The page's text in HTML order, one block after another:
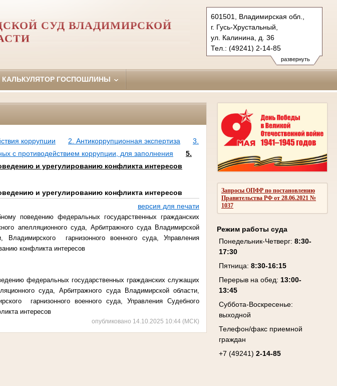
развернуть
601501, Владимирская обл.,
г. Гусь-Хрустальный,
ул. Калинина, д. 36
Тел.: (49241) 2-14-85
gus-hrustalsky.wld@sudrf.ru
СУД ВЛАДИМИРСКОЙ
КАЛЬКУЛЯТОР ГОСПОШЛИНЫ
Запросы ОПФР по постановлению
Правительства РФ от 28.06.2021 №
1037
Режим работы суда
Понедельник-Четверг: 8:30-
17:30
Пятница: 8:30-16:15
Перерыв на обед: 13:00-
13:45
Суббота-Воскресенье:
выходной
Телефон/факс приемной
граждан
+7 (49241) 2-14-85
коррупции 2. Антикоррупционная экспертиза
3.
с противодействием коррупции, для заполнения
5.
и урегулированию конфликта интересов
и урегулированию конфликта интересов
версия для печати
поведению федеральных государственных гражданских
апелляционного суда, Арбитражного суда Владимирской
Владимирского гарнизонного военного суда, Управления
конфликта интересов
федеральных государственных гражданских служащих
суда, Арбитражного суда Владимирской области,
гарнизонного военного суда, Управления Судебного
интересов
опубликовано 14.10.2025 10:44 (МСК)